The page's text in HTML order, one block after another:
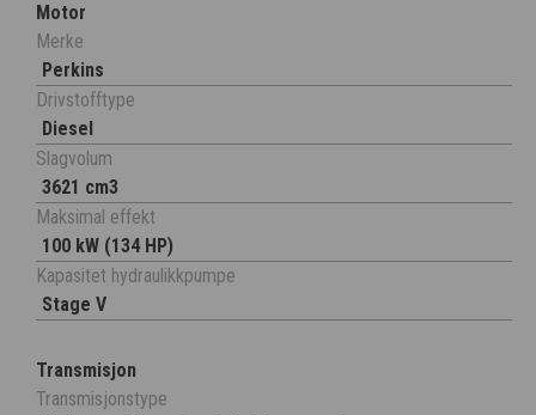
Motor
Merke
Perkins
Drivstofftype
Diesel
Slagvolum
3621 cm3
Maksimal effekt
100 kW (134 HP)
Kapasitet hydraulikkpumpe
Stage V
Transmisjon
Transmisjonstype